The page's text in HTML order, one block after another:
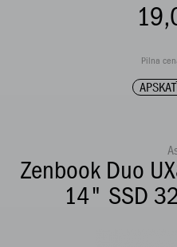
Pilna
Zenbook Duo
14" SSD